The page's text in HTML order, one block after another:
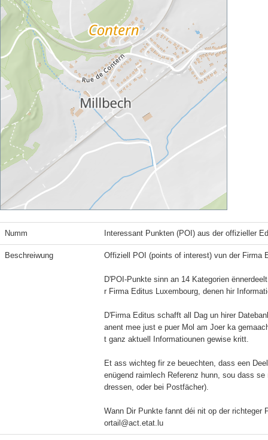
Numm Interessant Punkten (POI) aus der offizieller
Beschreiwung Offiziell POI (points of interest) vun der Firma
D'POI-Punkte sinn an 14 Kategorien
r Firma Editus Luxembourg, denen hir
D'Firma Editus schafft all Dag un hirer
anent mee just e puer Mol am Joer ka
t ganz aktuell Informatiounen gewise kritt.
Et ass wichteg fir ze beuechten, dass een
enügend raimlech Referenz hunn, sou dass
dressen, oder bei Postfächer).
Wann Dir Punkte fannt déi nit op der
ortail@act.etat.lu